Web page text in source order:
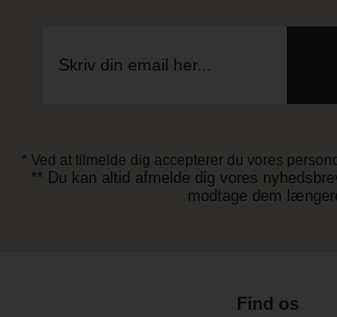
* Ved at tilmelde dig accepterer du vores
** Du kan altid afmelde dig vores
modtage dem
Find os